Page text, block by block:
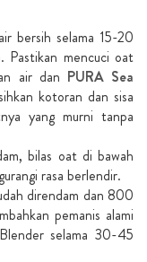
bersih selama 15-20
Pastikan mencuci oat
air dan PURA Sea
kotoran dan sisa
yang murni tanpa
bilas oat di bawah
rasa berlendir.
direndam dan 800
pemanis alami
selama 30-45